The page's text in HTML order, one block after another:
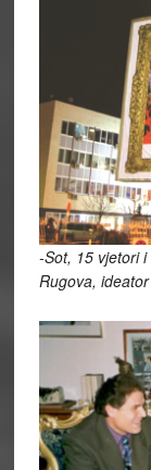
-Sot, 15 vjetori
Rugova,